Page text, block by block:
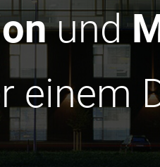
und
einem